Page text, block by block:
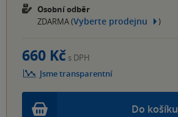
Osobní odběr
ZDARMA (Vyberte prodejnu )
Do košíku
660 Kč s DPH
Jsme transparentní